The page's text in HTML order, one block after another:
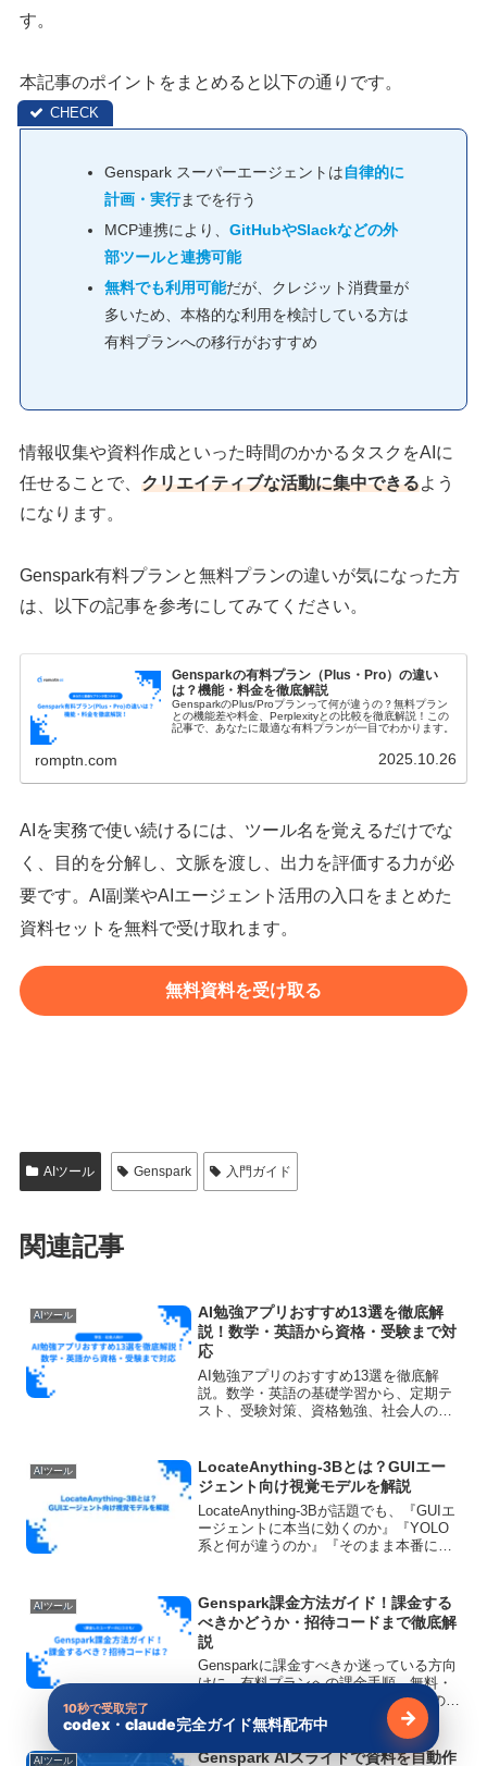
す。
本記事のポイントをまとめると以下の通りです。
Genspark スーパーエージェントは自律的に
計画・実行までを行う
MCP連携により、GitHubやSlackなどの外
部ツールと連携可能
無料でも利用可能だが、クレジット消費量が
多いため、本格的な利用を検討している方は
有料プランへの移行がおすすめ
情報収集や資料作成といった時間のかかるタスクをAIに
任せることで、クリエイティブな活動に集中できるよう
になります。
Genspark有料プランと無料プランの違いが気になった方
は、以下の記事を参考にしてみてください。
Gensparkの有料プラン（Plus・Pro）の違い
は？機能・料金を徹底解説
GensparkのPlus/Proプランって何が違うの？無料プラン
との機能差や料金、Perplexityとの比較を徹底解説！この
記事で、あなたに最適な有料プランが一目でわかります。
romptn.com 2025.10.26
AIを実務で使い続けるには、ツール名を覚えるだけでな
く、目的を分解し、文脈を渡し、出力を評価する力が必
要です。AI副業やAIエージェント活用の入口をまとめた
資料セットを無料で受け取れます。
無料資料を受け取る
AIツール Genspark 入門ガイド
関連記事
AIツール
AI勉強アプリおすすめ13選を徹底解
説！数学・英語から資格・受験まで対
応
AI勉強アプリのおすすめ13選を徹底解
説。数学・英語の基礎学習から、定期テ
スト、受験対策、資格勉強、社会人の学
選び方、AIを活用して勉強効率を高める
コツも紹介します。
AIツール
LocateAnything-3Bとは？GUIエー
ジェント向け視覚モデルを解説
LocateAnything-3Bが話題でも、『GUIエ
ージェントに本当に効くのか』『YOLO
系と何が違うのか』『そのまま本番に入
ルの価値は、GUIや文書の細かな対象
を...
AIツール
Genspark課金方法ガイド！課金する
べきかどうか・招待コードまで徹底解
説
Gensparkに課金すべきか迷っている方向
けに、有料プランへの課金手順、無料・
Plus・Proの向き不向き、招待コードの実
態、ベストな課金タイミングを実体験ベ
ースで解説します。
AIツール Genspark AIスライドで資料を自動作
10秒で受取完了
codex・claude完全ガイド無料配布中 無料で受け
→